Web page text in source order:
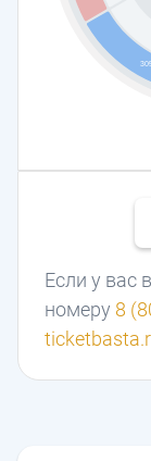
Если у вас
номеру 8